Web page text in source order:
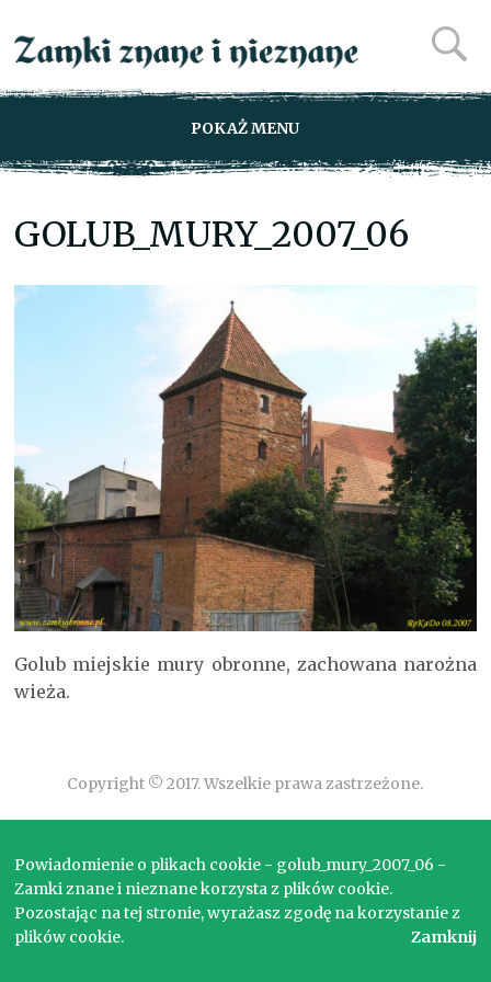
POKAŻ MENU
GOLUB_MURY_2007_06
Golub miejskie mury obronne, zachowana narożna
wieża.
Copyright © 2017. Wszelkie prawa zastrzeżone.
Powiadomienie o plikach cookie - golub_mury_2007_06 -
Zamki znane i nieznane korzysta z plików cookie.
Pozostając na tej stronie, wyrażasz zgodę na korzystanie z
plików cookie.
Zamknij